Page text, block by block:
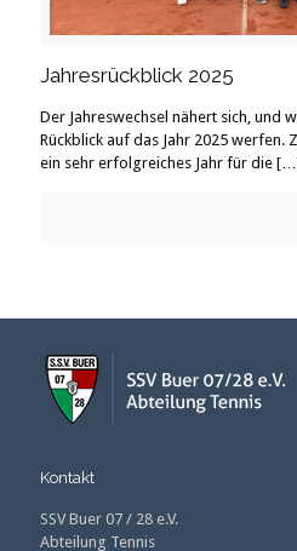
Jahresrückblick 2025
Der Jahreswechsel nähert sich, und
Rückblick auf das Jahr 2025 werfen.
ein sehr erfolgreiches Jahr für die
Kontakt
SSV Buer 07 / 28 e.V.
Abteilung Tennis